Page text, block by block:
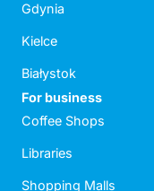
Gdynia
Kielce
Białystok
For business
Coffee Shops
Libraries
Shopping Malls